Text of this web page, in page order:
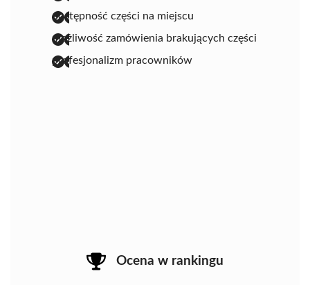
dostępność części na miejscu
możliwość zamówienia brakujących części
profesjonalizm pracowników
Ocena w rankingu